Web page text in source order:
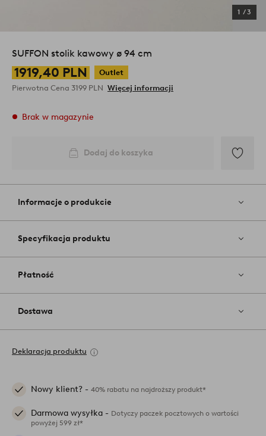
1 /3
SUFFON stolik kawowy ø 94 cm
1919,40 PLN
Outlet
Pierwotna Cena 3199 PLN Więcej informacji
Brak w magazynie
Dodaj do koszyka
do
Informacje o produkcie
Specyfikacja produktu
Płatność
Dostawa
Deklaracja produktu
Nowy klient? - 40% rabatu na najdroższy produkt*
Darmowa wysyłka - Dotyczy paczek pocztowych o wartości
powyżej 599 zł*